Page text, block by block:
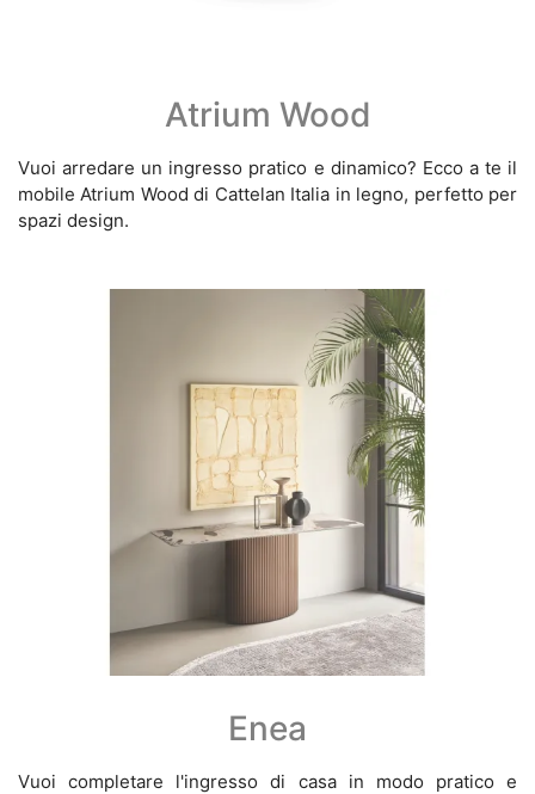
Atrium Wood
Vuoi arredare un ingresso pratico e dinamico? Ecco a te il
mobile Atrium Wood di Cattelan Italia in legno, perfetto per
spazi design.
Enea
Vuoi completare l'ingresso di casa in modo pratico e